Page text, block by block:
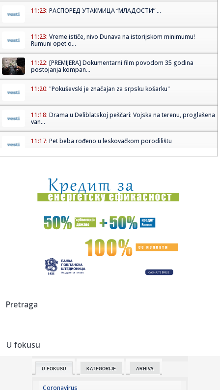
11:23: РАСПОРЕД УТАКМИЦА “МЛАДОСТИ” ...
11:23: Vreme ističe, nivo Dunava na istorijskom minimumu!
Rumuni opet o...
11:22: [PREMIJERA] Dokumentarni film povodom 35 godina
postojanja kompan...
11:20: "Pokuševski je značajan za srpsku košarku"
11:18: Drama u Deliblatskoj peščari: Vojska na terenu, proglašena
van...
11:17: Pet beba rođeno u leskovačkom porodilištu
11:16:Jovana Jeremić tvrdi da joj je bivši u dugovima, a evo koliko
z...
11:15:Ovaj čovek je zagrmeo usred Zagreba: "Ono što smo čuli
tokom p...
Romantika je i dalje u modi ili Niko se nikome nije desio
11:12:SSP: Predajemo ODIHR-u dokaze o sprečavanju kontrole
11:11:
11:06: Deseti festival folklora u Vranjskoj Banji
Pretraga
U fokusu
U FOKUSU KATEGORIJE ARHIVA
Coronavirus